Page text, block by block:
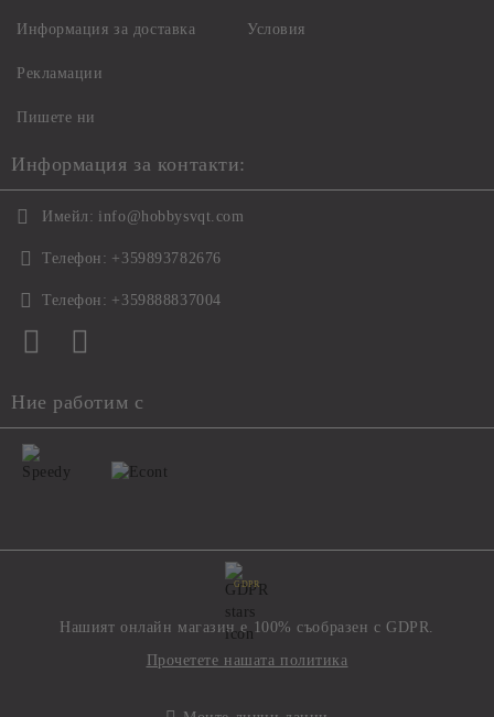
Информация за доставка
Рекламации
Пишете ни
Условия
Информация за контакти:
Имейл: info@hobbysvqt.com
Телефон: +359893782676
Телефон: +359888837004
Ние работим с
GDPR
Нашият онлайн магазин е 100% съобразен с GDPR.
Прочетете нашата политика